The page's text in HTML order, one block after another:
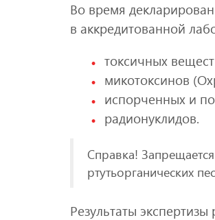
Во время
в аккредитованной
токсичных
микотоксинов
испорченных и
радионуклидов.
Справка!
ртутьорганических
Результаты